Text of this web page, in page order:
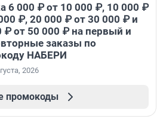
6 000 ₽ от 10 000 ₽, 10 000 ₽
₽, 20 000 ₽ от 30 000 ₽ и
₽ от 50 000 ₽ на первый и
заказы по
НАБЕРИ
2026
промокоды